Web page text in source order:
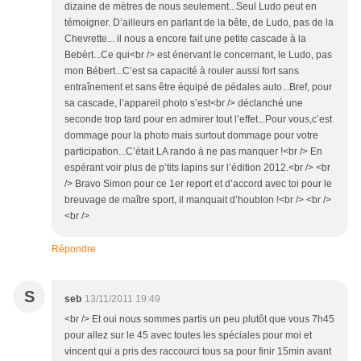
dizaine de mètres de nous seulement...Seul Ludo peut en
témoigner. D’ailleurs en parlant de la bête, de Ludo, pas de la
Chevrette... il nous a encore fait une petite cascade à la
Bebèrt...Ce qui<br /> est énervant le concernant, le Ludo, pas
mon Bébert...C’est sa capacité à rouler aussi fort sans
entraînement et sans être équipé de pédales auto...Bref, pour
sa cascade, l’appareil photo s’est<br /> déclanché une
seconde trop tard pour en admirer tout l’effet...Pour vous,c’est
dommage pour la photo mais surtout dommage pour votre
participation...C’était LA rando à ne pas manquer !<br /> En
espérant voir plus de p’tits lapins sur l’édition 2012.<br /> <br
/> Bravo Simon pour ce 1er report et d’accord avec toi pour le
breuvage de maître sport, il manquait d’houblon !<br /> <br />
<br />
Répondre
S seb 13/11/2011 19:49
<br /> Et oui nous sommes partis un peu plutôt que vous 7h45
pour allez sur le 45 avec toutes les spéciales pour moi et
vincent qui a pris des raccourci tous sa pour finir 15min avant